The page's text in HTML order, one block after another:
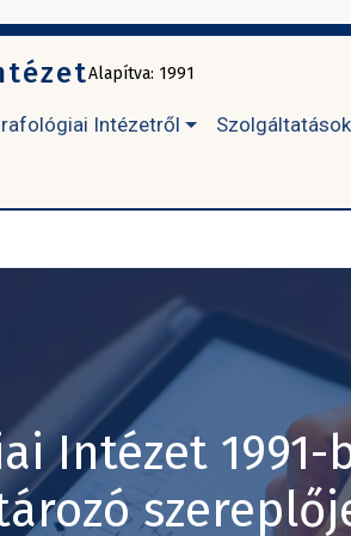
Alapítva: 1991
Intézetről Szolgáltatások
Intézet